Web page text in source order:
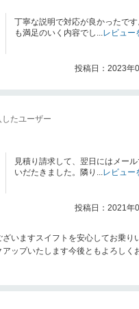
丁寧な説明で対応が良かったで
も満足のいく内容でし...レビュー
投稿日：2023年
したユーザー
見積り請求して、翌日にはメー
いだたきました。隣り...レビュー
投稿日：2021年
いますスイフトを安心してお乗り
ップいたします今後ともよろしく